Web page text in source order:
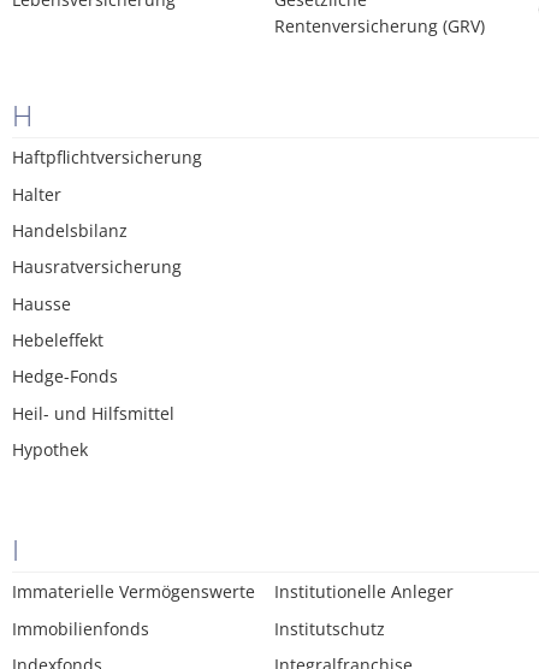
Rentenversicherung (GRV)
H
Haftpflichtversicherung
Halter
Handelsbilanz
Hausratversicherung
Hausse
Hebeleffekt
Hedge-Fonds
Heil- und Hilfsmittel
Hypothek
I
Immaterielle Vermögenswerte
Immobilienfonds
Institutionelle Anleger
Institutschutz